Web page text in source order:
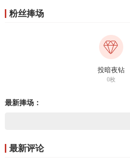
粉丝捧场
投暗夜钻
0枚
最新捧场：
最新评论